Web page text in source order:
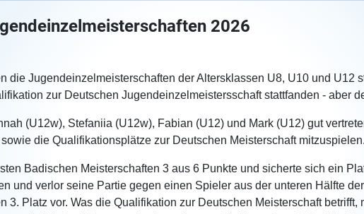
2026
die Jugendeinzelmeisterschaften der Altersklassen U8, U10 und U12
zur Deutschen Jugendeinzelmeistersschaft stattfanden - aber
(U12w), Stefaniia (U12w), Fabian (U12) und Mark (U12) gut
die Qualifikationsplätze zur Deutschen Meisterschaft mitzuspielen.
Badischen Meisterschaften 3 aus 6 Punkte und sicherte sich ein
und verlor seine Partie gegen einen Spieler aus der unteren Hälfte
3. Platz vor. Was die Qualifikation zur Deutschen Meisterschaft